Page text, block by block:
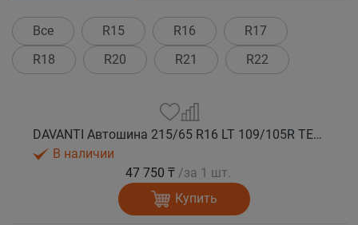
Все R15 R16
R17
R18
R20 R21 R22
DAVANTI Автошина 215/65 R16 LT 109/105R TERRATOURA A/T RWL 10PR RPR M+S
В наличии
47 750 ₸ /за 1 шт.
Купить